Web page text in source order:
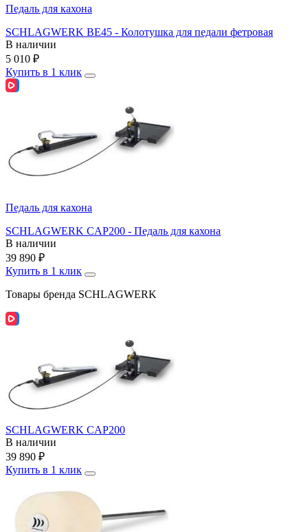
Педаль для кахона
SCHLAGWERK BE45 - Колотушка для педали фетровая
В наличии
5 010 ₽
Купить в 1 клик
Педаль для кахона
SCHLAGWERK CAP200 - Педаль для кахона
В наличии
39 890 ₽
Купить в 1 клик
Товары бренда SCHLAGWERK
SCHLAGWERK CAP200
В наличии
39 890 ₽
Купить в 1 клик